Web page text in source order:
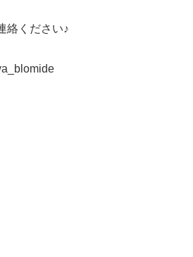
絡ください♪